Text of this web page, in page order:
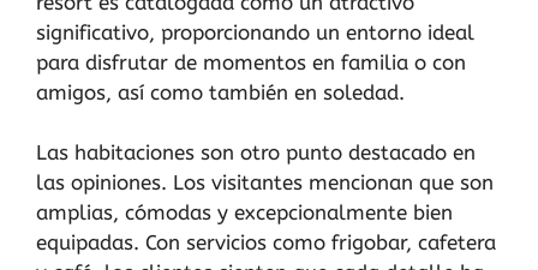
significativo, proporcionando un entorno ideal
para disfrutar de momentos en familia o con
amigos, así como también en soledad.
Las habitaciones son otro punto destacado en
las opiniones. Los visitantes mencionan que son
amplias, cómodas y excepcionalmente bien
equipadas. Con servicios como frigobar, cafetera